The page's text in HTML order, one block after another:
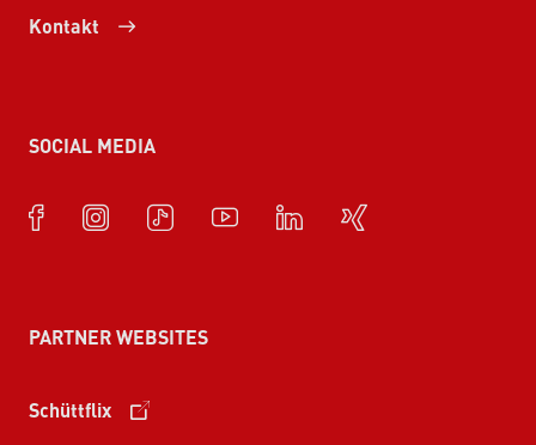
Kontakt
SOCIAL MEDIA
PARTNER WEBSITES
Schüttflix